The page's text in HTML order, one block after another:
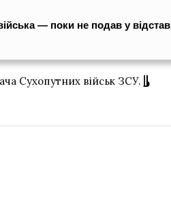
— поки не подав у
Сухопутних військ ЗСУ.